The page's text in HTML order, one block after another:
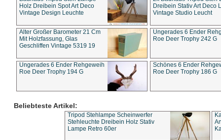
Holz Dreibein Spot Art Deco
Vintage Design Leuchte
Dreibein Stativ Art Deco
Vintage Studio Leucht
Alter Großer Barometer 21 Cm
Mit Holzfassung, Glas
Geschliffen Vintage 5319 19
Ungerades 6 Ender
Roe Deer Trophy 242 G
Ungerades 6 Ender Rehgeweih
Roe Deer Trophy 194 G
Schönes 6 Ender
Roe Deer Trophy 186 G
Beliebteste Artikel:
Tripod Stehlampe Scheinwerfer
Stehleuchte Dreibein Holz Stativ
Lampe Retro 60er